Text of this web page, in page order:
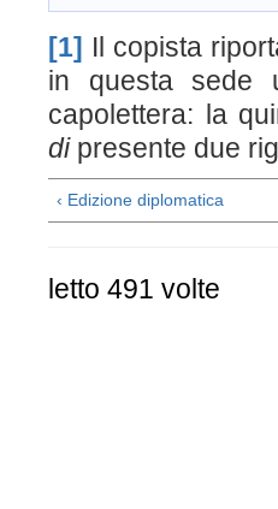
[1] Il copista
in questa sede
capolettera: la
dipresente due
‹ Edizione diplomatica
letto 491 volte